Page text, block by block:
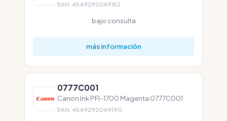
EAN: 4549292049152
bajo consulta
más información
0777C001
Canon Ink PFI-1700 Magenta 0777C001
EAN: 4549292049190